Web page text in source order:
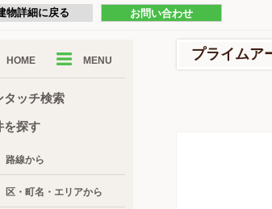
物詳細に戻る お問い合わせ
プライムア
HOME MENU
タッチ検索
を探す
路線から
区・町名・エリアから